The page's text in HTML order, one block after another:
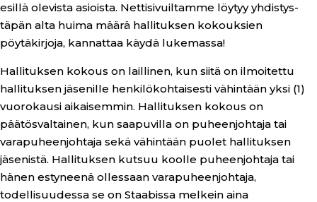
esillä olevista asioista. Nettisivuiltamme löytyy yhdistys-
täpän alta huima määrä hallituksen kokouksien
pöytäkirjoja, kannattaa käydä lukemassa!
Hallituksen kokous on laillinen, kun siitä on ilmoitettu
hallituksen jäsenille henkilökohtaisesti vähintään yksi (1)
vuorokausi aikaisemmin. Hallituksen kokous on
päätösvaltainen, kun saapuvilla on puheenjohtaja tai
varapuheenjohtaja sekä vähintään puolet hallituksen
jäsenistä. Hallituksen kutsuu koolle puheenjohtaja tai
hänen estyneenä ollessaan varapuheenjohtaja,
todellisuudessa se on Staabissa melkein aina